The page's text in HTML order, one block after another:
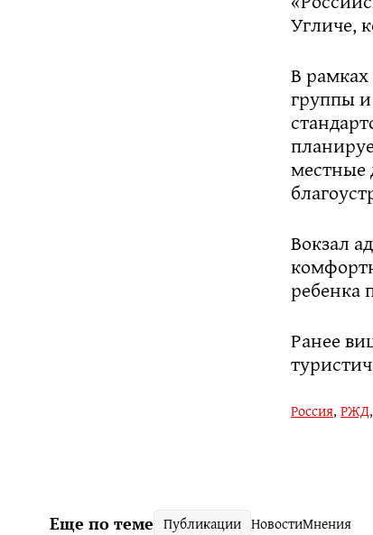
Угличе,
В
группы
местные
Вокзал
ребенка
Ранее
Россия, РЖД,
Еще по теме Публикации НовостиМнения